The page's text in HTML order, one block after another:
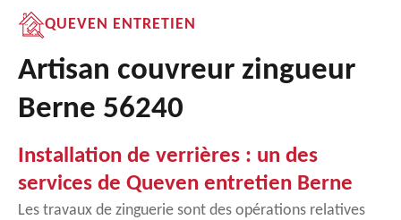
QUEVEN ENTRETIEN
Artisan couvreur zingueur
Berne 56240
Installation de verrières : un des
services de Queven entretien Berne
Les travaux de zinguerie sont des opérations relatives